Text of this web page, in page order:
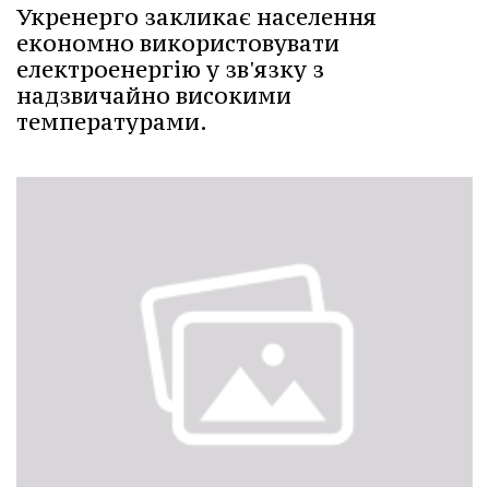
Укренерго закликає населення
економно використовувати
електроенергію у зв'язку з
надзвичайно високими
температурами.